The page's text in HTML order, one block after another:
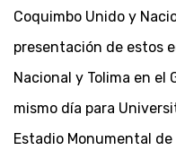
Coquimbo Unido y
presentación de estos
Nacional y Tolima en el
mismo día para
Estadio Monumental de